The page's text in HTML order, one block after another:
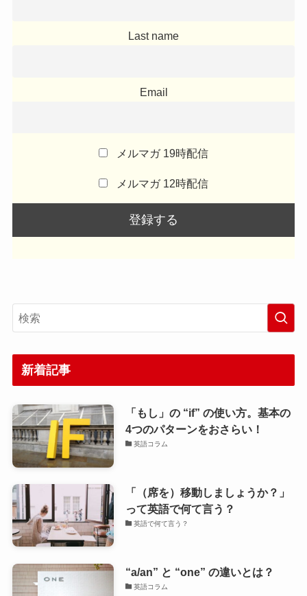
Last name
Email
メルマガ 19時配信
メルマガ 12時配信
新着記事
「もし」の “if” の使い方。基本の
4つのパターンをおさらい！
英語コラム
「（席を）移動しましょうか？」
って英語で何て言う？
英語で何て言う？
“a/an” と “one” の違いとは？
英語コラム